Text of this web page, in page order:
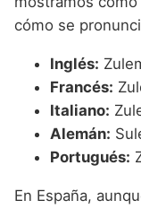
cómo se
Inglés:
Francés:
Italiano:
Alemán:
Portugués:
En España,